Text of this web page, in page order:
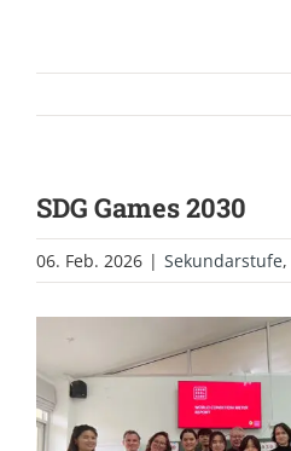
SDG Games 2030
06. Feb. 2026 | Sekundarstufe,